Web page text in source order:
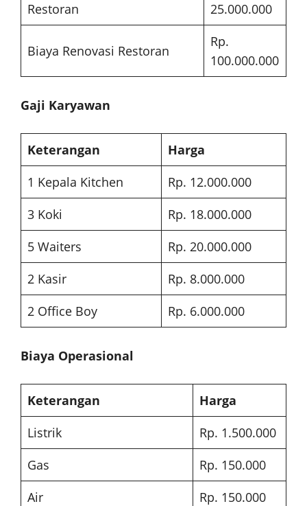
Restoran
25.000.000
Biaya Renovasi Restoran
Rp.
100.000.000
Gaji Karyawan
Keterangan
Harga
1 Kepala Kitchen
Rp. 12.000.000
3 Koki
Rp. 18.000.000
5 Waiters
Rp. 20.000.000
2 Kasir
Rp. 8.000.000
2 Office Boy
Rp. 6.000.000
Biaya Operasional
Keterangan
Harga
Listrik
Rp. 1.500.000
Gas
Rp. 150.000
Air
Rp. 150.000